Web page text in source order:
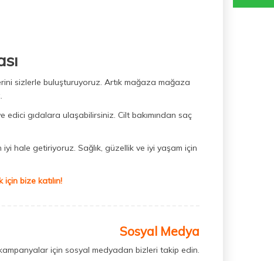
sizlerle buluşturuyoruz. Artık mağaza mağaza
gıdalara ulaşabilirsiniz. Cilt bakımından saç
hale getiriyoruz. Sağlık, güzellik ve iyi yaşam için
bize katılın!
Sosyal Medya
için sosyal medyadan bizleri takip edin.